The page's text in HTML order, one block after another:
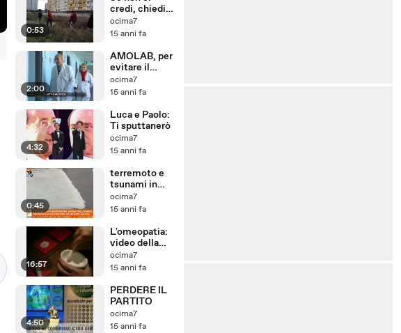
0:53
credi, chiedilo
a loro.
ocima7
15 anni fa
2:00
AMOLAB, per
evitare il
parto cesareo
ocima7
15 anni fa
4:32
Luca e Paolo:
Ti sputtanerò
ocima7
15 anni fa
0:45
terremoto e
tsunami in
Giappone
ocima7
15 anni fa
16:57
L'omeopatia:
video della
Gudjons
ocima7
15 anni fa
4:50
PERDERE IL
PARTITO
ocima7
15 anni fa